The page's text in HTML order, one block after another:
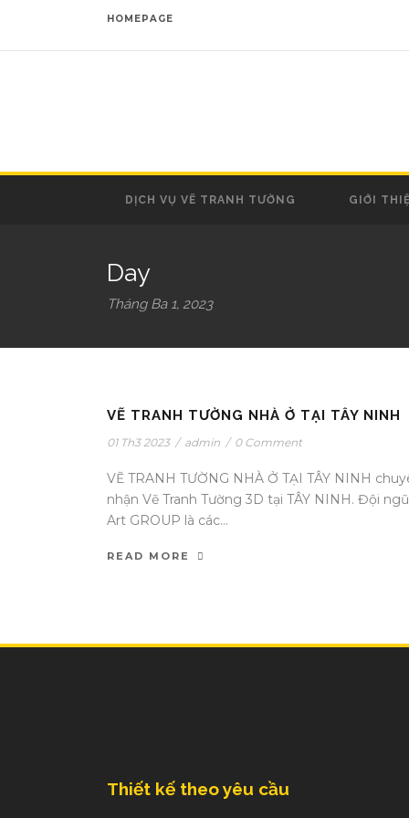
HOMEPAGE
DỊCH VỤ VẼ TRANH TƯỜNG GIỚI
Day
Tháng Ba 1, 2023
VẼ TRANH TƯỜNG NHÀ Ở TẠI TÂY NINH
01 Th3 2023 / admin / 0 Comment
VẼ TRANH TƯỜNG NHÀ Ở TẠI TÂY NINH
nhận Vẽ Tranh Tường 3D tại TÂY NINH. Đội ngũ
Art GROUP là các...
READ MORE
Thiết kế theo yêu cầu